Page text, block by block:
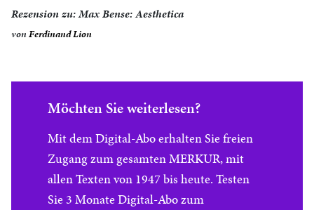
Rezension zu: Max Bense: Aesthetica
vonFerdinand Lion
Möchten Sie weiterlesen?
Mit dem Digital-Abo erhalten Sie freien
Zugang zum gesamten MERKUR, mit
allen Texten von 1947 bis heute. Testen
Sie 3 Monate Digital-Abo zum